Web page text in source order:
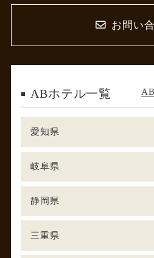
お問い
ABホテル一覧
愛知県
岐阜県
静岡県
三重県